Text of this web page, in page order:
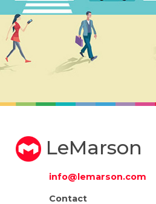
LeMarson
info@lemarson.com
Contact